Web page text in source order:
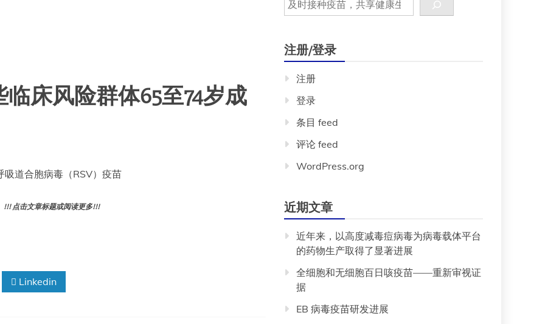
床风险群体65至74岁成
道合胞病毒（RSV）疫苗
!!! 点击文章标题或阅读更多!!!
Linkedin
注册/登录
注册
登录
条目 feed
评论 feed
WordPress.org
近期文章
近年来，以高度减毒痘病毒为病毒载体平台
的药物生产取得了显著进展
全细胞和无细胞百日咳疫苗——重新审视证
据
EB 病毒疫苗研发进展